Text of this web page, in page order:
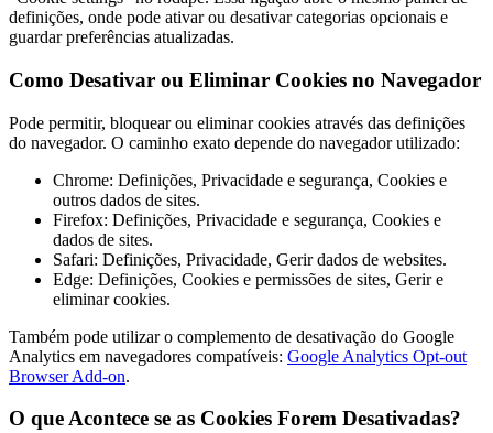
definições, onde pode ativar ou desativar categorias opcionais e
guardar preferências atualizadas.
Como Desativar ou Eliminar Cookies no Navegador
Pode permitir, bloquear ou eliminar cookies através das definições
do navegador. O caminho exato depende do navegador utilizado:
Chrome: Definições, Privacidade e segurança, Cookies e
outros dados de sites.
Firefox: Definições, Privacidade e segurança, Cookies e
dados de sites.
Safari: Definições, Privacidade, Gerir dados de websites.
Edge: Definições, Cookies e permissões de sites, Gerir e
eliminar cookies.
Também pode utilizar o complemento de desativação do Google
Analytics em navegadores compatíveis: Google Analytics Opt-out
Browser Add-on.
O que Acontece se as Cookies Forem Desativadas?